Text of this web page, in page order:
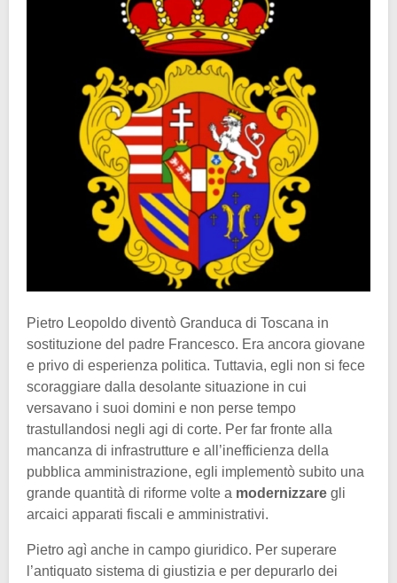
Pietro Leopoldo diventò Granduca di Toscana in
sostituzione del padre Francesco. Era ancora giovane
e privo di esperienza politica. Tuttavia, egli non si fece
scoraggiare dalla desolante situazione in cui
versavano i suoi domini e non perse tempo
trastullandosi negli agi di corte. Per far fronte alla
mancanza di infrastrutture e all’inefficienza della
pubblica amministrazione, egli implementò subito una
grande quantità di riforme volte a modernizzare gli
arcaici apparati fiscali e amministrativi.
Pietro agì anche in campo giuridico. Per superare
l’antiquato sistema di giustizia e per depurarlo dei